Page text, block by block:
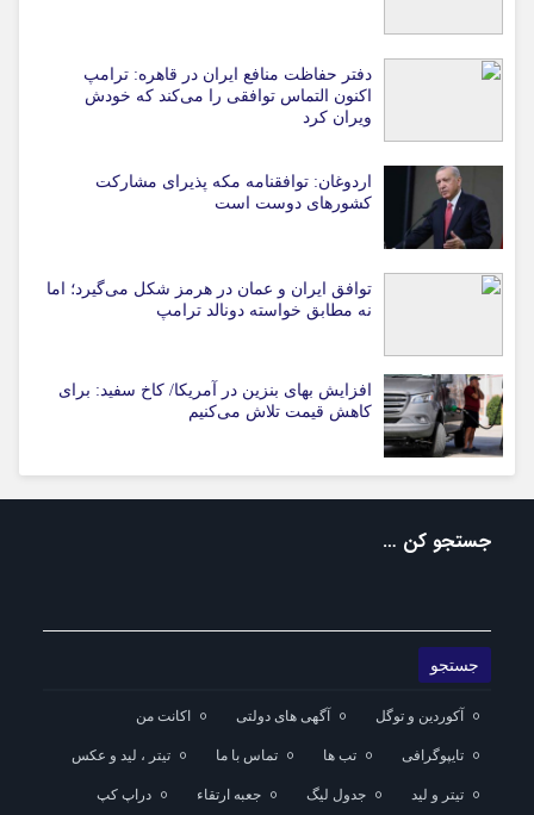
دفتر حفاظت منافع ایران در قاهره: ترامپ
اکنون التماس توافقی را می‌کند که خودش
ویران کرد
اردوغان: توافقنامه مکه پذیرای مشارکت
کشورهای دوست است
توافق ایران و عمان در هرمز شکل می‌گیرد؛ اما
نه مطابق خواسته دونالد ترامپ
افزایش بهای بنزین در آمریکا/ کاخ سفید: برای
کاهش قیمت تلاش می‌کنیم
جستجو کن …
آکوردین و توگل آگهی های دولتی اکانت من
تایپوگرافی تب ها تماس با ما تیتر ، لید و عکس
تیتر و لید جدول لیگ جعبه ارتقاء دراپ کپ